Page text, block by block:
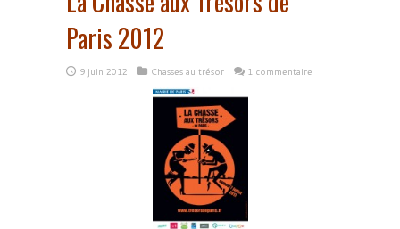
Paris 2012
9 juin 2012 Chasses au trésor 1 commentaire